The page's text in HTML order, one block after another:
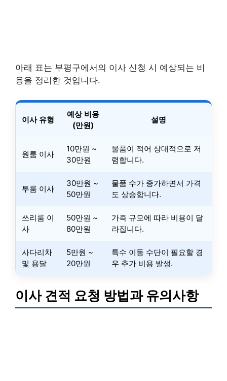
아래 표는 부평구에서의 이사 신청 시 예상되는 비
용을 정리한 것입니다.
이사 유형
예상 비용
(만원)
설명
원룸 이사
10만원 ~
30만원
물품이 적어 상대적으로 저
렴합니다.
투룸 이사
30만원 ~
50만원
물품 수가 증가하면서 가격
도 상승합니다.
쓰리룸 이
사
50만원 ~
80만원
가족 규모에 따라 비용이 달
라집니다.
사다리차
및 용달
5만원 ~
20만원
특수 이동 수단이 필요할 경
우 추가 비용 발생.
이사 견적 요청 방법과 유의사항